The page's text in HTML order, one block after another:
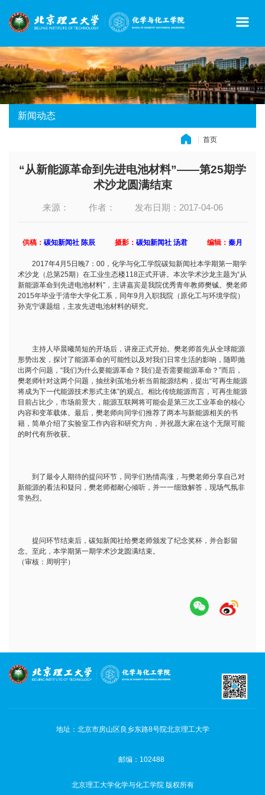
新闻动态
首页
“从新能源革命到先进电池材料”——第25期学
术沙龙圆满结束
来源： 作者： 发布日期：2017-04-06
供稿： 碳知新闻社 陈辰 摄影： 碳知新闻社 汤君 编辑： 秦月
2017年4月5日晚7：00，化学与化工学院碳知新闻社本学期第一期学
术沙龙（总第25期）在工业生态楼118正式开讲。本次学术沙龙主题为“从
新能源革命到先进电池材料”，主讲嘉宾是我院优秀青年教师樊铖。樊老师
2015年毕业于清华大学化工系，同年9月入职我院（原化工与环境学院）
孙克宁课题组，主攻先进电池材料的研究。
主持人毕晨曦简短的开场后，讲座正式开始。樊老师首先从全球能源
形势出发，探讨了能源革命的可能性以及对我们日常生活的影响，随即抛
出两个问题，“我们为什么要能源革命？我们是否需要能源革命？”而后，
樊老师针对这两个问题，抽丝剥茧地分析当前能源结构，提出“可再生能源
将成为下一代能源技术形式主体”的观点。相比传统能源而言，可再生能源
目前占比少，市场前景大，能源互联网将可能会是第三次工业革命的核心
内容和变革载体。最后，樊老师向同学们推荐了两本与新能源相关的书
籍，简单介绍了实验室工作内容和研究方向，并祝愿大家在这个无限可能
的时代有所收获。
到了最令人期待的提问环节，同学们热情高涨，与樊老师分享自己对
新能源的看法和疑问，樊老师都耐心倾听，并一一细致解答，现场气氛非
常热烈。
提问环节结束后，碳知新闻社给樊老师颁发了纪念奖杯，并合影留
念。至此，本学期第一期学术沙龙圆满结束。
（审核：周明宇）
地址：北京市房山区良乡东路8号院北京理工大学
邮编：102488
北京理工大学化学与化工学院 版权所有